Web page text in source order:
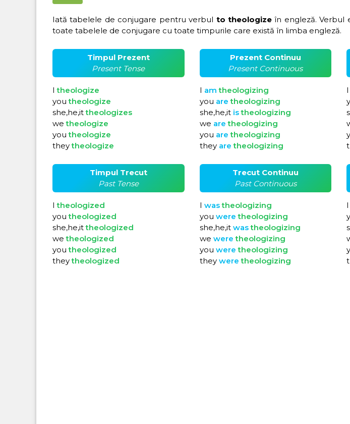
Iată tabelele de conjugare pentru verbul to theologize în engleză.
toate tabelele de conjugare cu toate timpurile care există în limba engleză.
Timpul Prezent
Present Tense
Itheologize
youtheologize
she,he,ittheologizes
wetheologize
youtheologize
theytheologize
Prezent Continuu
Present Continuous
I amtheologizing
you aretheologizing
she,he,it istheologizing
we aretheologizing
you aretheologizing
they aretheologizing
I
Timpul Trecut
Past Tense
Itheologized
youtheologized
she,he,ittheologized
wetheologized
youtheologized
theytheologized
Trecut Continuu
Past Continuous
I wastheologizing
you weretheologizing
she,he,it wastheologizing
we weretheologizing
you weretheologizing
they weretheologizing
I